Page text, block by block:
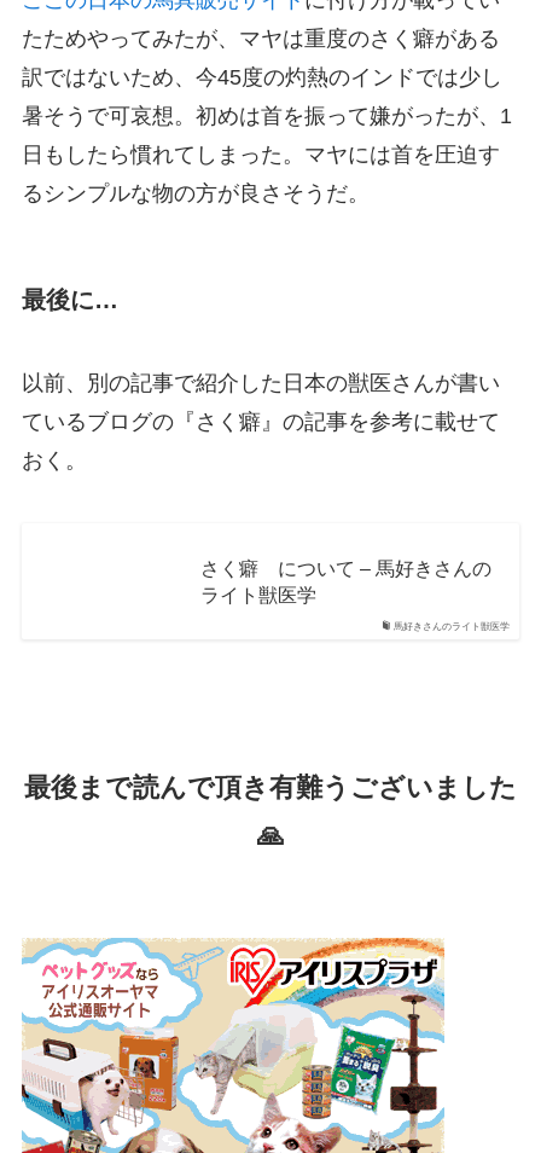
たためやってみたが、マヤは重度のさく癖がある
訳ではないため、今45度の灼熱のインドでは少し
暑そうで可哀想。初めは首を振って嫌がったが、1
日もしたら慣れてしまった。マヤには首を圧迫す
るシンプルな物の方が良さそうだ。
最後に…
以前、別の記事で紹介した日本の獣医さんが書い
ているブログの『さく癖』の記事を参考に載せて
おく。
馬好きさんのライト獣医学
さく癖 について – 馬好きさんの
ライト獣医学
最後まで読んで頂き有難うございました
🙏